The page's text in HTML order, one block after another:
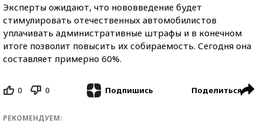
Эксперты ожидают, что нововведение будет
стимулировать отечественных автомобилистов
уплачивать административные штрафы и в конечном
итоге позволит повысить их собираемость. Сегодня она
составляет примерно 60%.
0 0 Подпишись Поделиться
РЕКОМЕНДУЕМ: